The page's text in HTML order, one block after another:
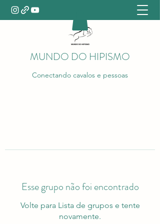
MUNDO DO HIPISMO
Conectando cavalos e pessoas
Esse grupo não foi encontrado
Volte para Lista de grupos e tente
novamente.